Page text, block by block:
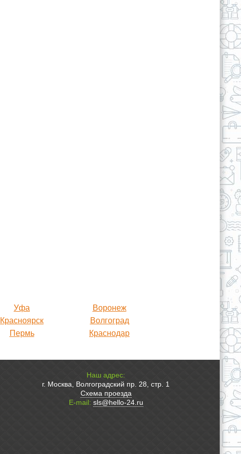
Уфа
Красноярск
Пермь
Воронеж
Волгоград
Краснодар
Наш адрес:
г. Москва, Волгоградский пр. 28, стр. 1
Схема проезда
E-mail: sls@hello-24.ru